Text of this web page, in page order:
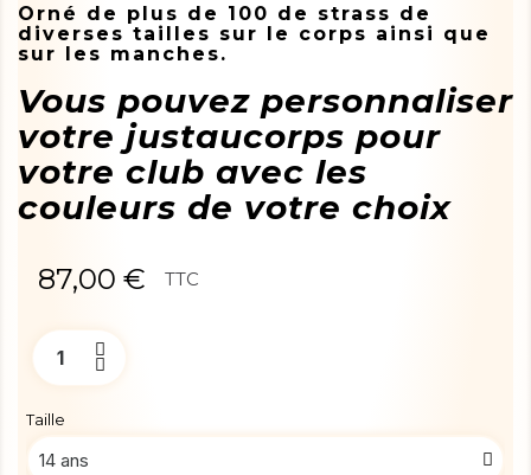
Orné de plus de 100 de strass de
diverses tailles sur le corps ainsi que
sur les manches.
Vous pouvez personnaliser
votre justaucorps pour
votre club avec les
couleurs de votre choix
87,00 € TTC
Taille